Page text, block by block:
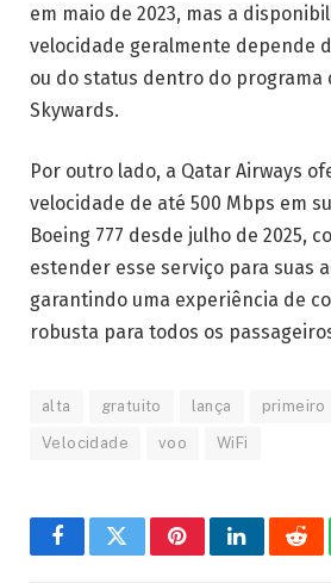
em maio de 2023, mas a
velocidade geralmente depende
ou do status dentro do programa
Skywards.
Por outro lado, a Qatar Airways
velocidade de até 500 Mbps em
Boeing 777 desde julho de 2025,
estender esse serviço para suas
garantindo uma experiência de
robusta para todos os
alta gratuito lança primeiro
Velocidade voo WiFi
FacebookTwitterPinterestLinkedIn